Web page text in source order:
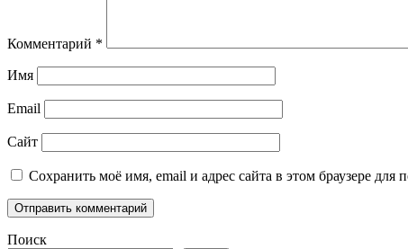
Комментарий *
Имя
Email
Сайт
Сохранить моё имя, email и адрес сайта в этом браузере
Поиск